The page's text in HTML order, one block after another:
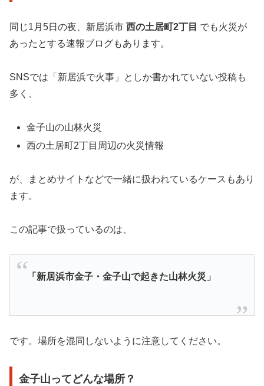
同じ1月5日の夜、新居浜市 西の土居町2丁目 でも火災が
あったとする速報ブログもあります。
SNSでは「新居浜で火事」としか書かれていない投稿も
多く、
金子山の山林火災
西の土居町2丁目周辺の火災情報
が、まとめサイトなどで一緒に扱われているケースもあり
ます。
この記事で扱っているのは、
「新居浜市金子・金子山で起きた山林火災」
です。場所を混同しないように注意してください。
金子山ってどんな場所？